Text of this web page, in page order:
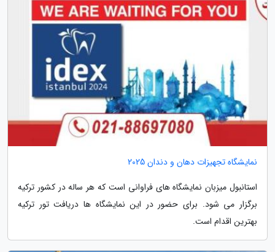
نمایشگاه تجهیزات دهان و دندان 2025
استانبول میزبان نمایشگاه های فراوانی است که هر ساله در کشور ترکیه
برگزار می شود. برای حضور در این نمایشگاه ها دریافت تور ترکیه
بهترین اقدام است.